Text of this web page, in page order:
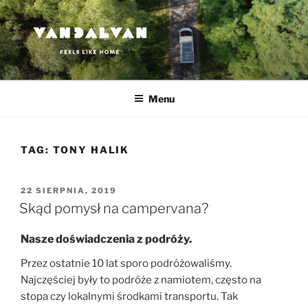
Przejdź
do
treści
VANDALVAN
Feels like home
Menu
TAG: TONY HALIK
OPUBLIKOWANE
W
22 SIERPNIA, 2019
Skąd pomysł na campervana?
Nasze doświadczenia z podróży.
Przez ostatnie 10 lat sporo podróżowaliśmy.
Najczęściej były to podróże z namiotem, często na
stopa czy lokalnymi środkami transportu. Tak